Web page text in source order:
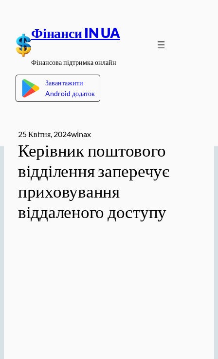
вмісту
Фінанси IN UA
Фінансова підтримка онлайн
Завантажити
Android додаток
25 Квітня, 2024winax
Керівник поштового
відділення заперечує
приховування
віддаленого доступу